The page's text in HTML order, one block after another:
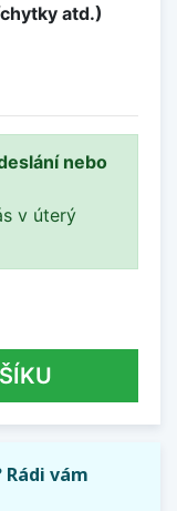
atd.)
nebo
v úterý
vám